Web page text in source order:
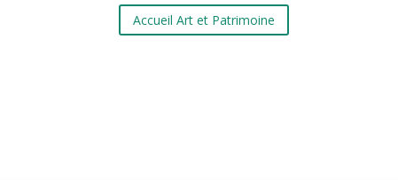
Accueil Art et Patrimoine